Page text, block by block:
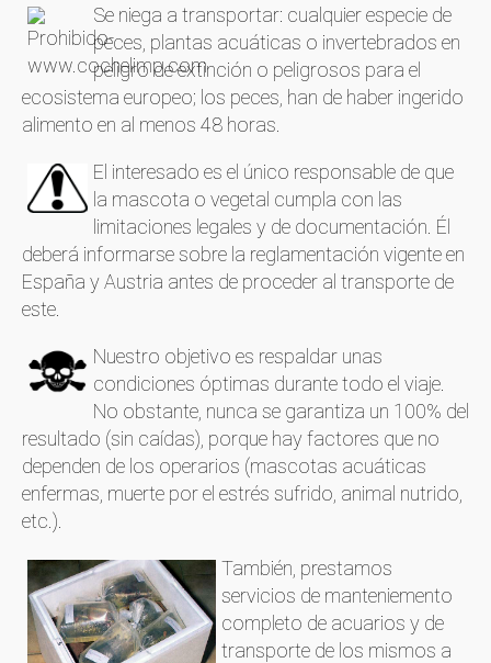
Se niega a transportar: cualquier especie de
peces, plantas acuáticas o invertebrados en
peligro de extinción o peligrosos para el
ecosistema europeo; los peces, han de haber ingerido
alimento en al menos 48 horas.
El interesado es el único responsable de que
la mascota o vegetal cumpla con las
limitaciones legales y de documentación. Él
deberá informarse sobre la reglamentación vigente en
España y Austria antes de proceder al transporte de
este.
Nuestro objetivo es respaldar unas
condiciones óptimas durante todo el viaje.
No obstante, nunca se garantiza un 100% del
resultado (sin caídas), porque hay factores que no
dependen de los operarios (mascotas acuáticas
enfermas, muerte por el estrés sufrido, animal nutrido,
etc.).
También, prestamos
servicios de manteniemento
completo de acuarios y de
transporte de los mismos a